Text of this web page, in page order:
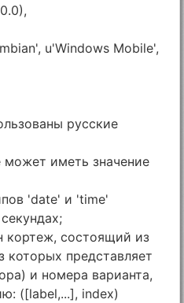
u'Windows Mobile',
русские
иметь значение
'date' и 'time'
кортеж, состоящий из
которых представляет
и номера варианта,
([label,...], index)